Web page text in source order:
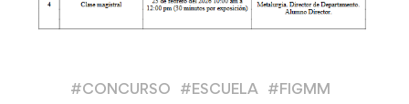
#CONCURSO #ESCUELA #FIGMM